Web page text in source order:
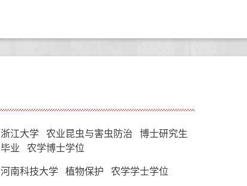
浙江大学 农业昆虫与害虫防治 博士研究生
毕业 农学博士学位
河南科技大学 植物保护 农学学士学位